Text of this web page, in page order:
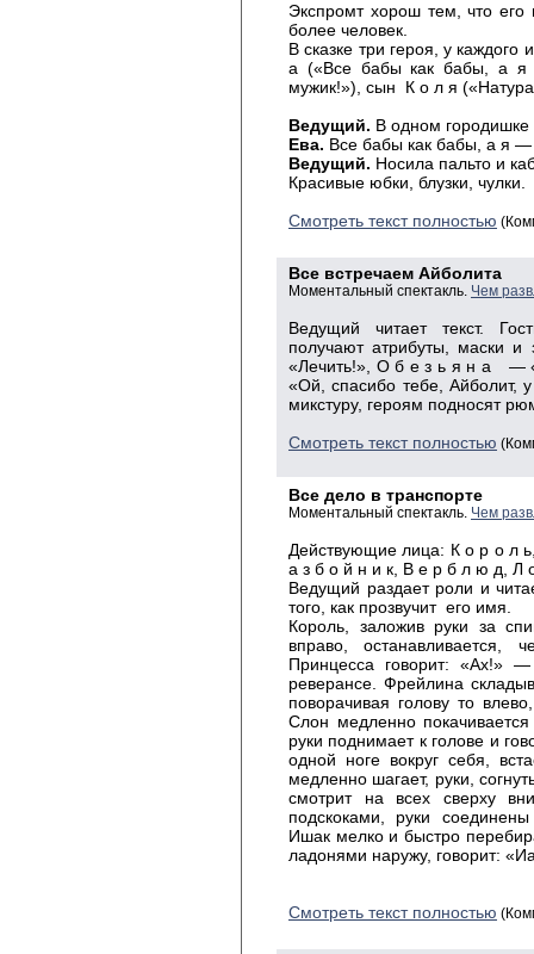
Экспромт хорош тем, что
более человек.
В сказке три героя, у
а («Все бабы как бабы, а
мужик!»), сын К о л я
Ведущий. В одном
Ева. Все бабы как бабы, а я —
Ведущий. Носила пальто и
Красивые юбки, блузки, чулки.
Смотреть текст полностью
Все встречаем Айболита
Моментальный спектакль. Чем
Ведущий читает текст.
получают атрибуты, маски
«Лечить!», О б е з ь я н а —
«Ой, спасибо тебе, Айболит,
микстуру, героям подносят
Смотреть текст полностью
Все дело в транспорте
Моментальный спектакль. Чем
Действующие лица: К о р о л
а з б о й н и к, В е р б л ю д, Л
Ведущий раздает роли и
того, как прозвучит его имя.
Король, заложив руки за
вправо, останавливается,
Принцесса говорит: «Ах!»
реверансе. Фрейлина
поворачивая голову то
Слон медленно
руки поднимает к голове и
одной ноге вокруг себя,
медленно шагает, руки,
смотрит на всех сверху
подскоками, руки
Ишак мелко и быстро
ладонями наружу, говорит:
Смотреть текст полностью